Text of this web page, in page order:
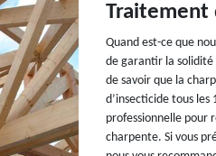
Traitement
Quand est-ce que
de garantir la
de savoir que la
d’insecticide tous
professionnelle pour
charpente. Si vous